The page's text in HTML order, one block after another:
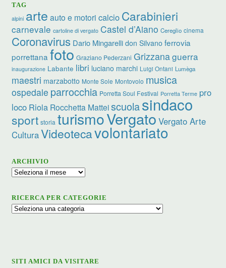
TAG
alpini arte auto e motori calcio Carabinieri
carnevale cartoline di vergato Castel d’Aiano Cereglio cinema
Coronavirus Dario Mingarelli don Silvano ferrovia
porrettana foto Graziano Pederzani Grizzanaguerra
inaugurazione Labante libri luciano marchi Luigi Ontani Lumèga
maestri marzabotto Monte Sole Montovolo musica
ospedale parrocchia Porretta Soul Festival Porretta Terme pro
loco Riola Rocchetta Matteiscuolasindaco
sport storia turismoVergato Vergato Arte
CulturaVideotecavolontariato
ARCHIVIO
Archivio
RICERCA PER CATEGORIE
Ricerca
SITI AMICI DA VISITARE